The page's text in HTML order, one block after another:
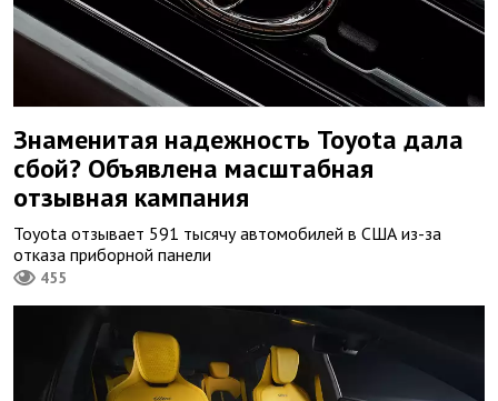
Знаменитая надежность Toyota дала
сбой? Объявлена масштабная
отзывная кампания
Toyota отзывает 591 тысячу автомобилей в США из-за
отказа приборной панели
455